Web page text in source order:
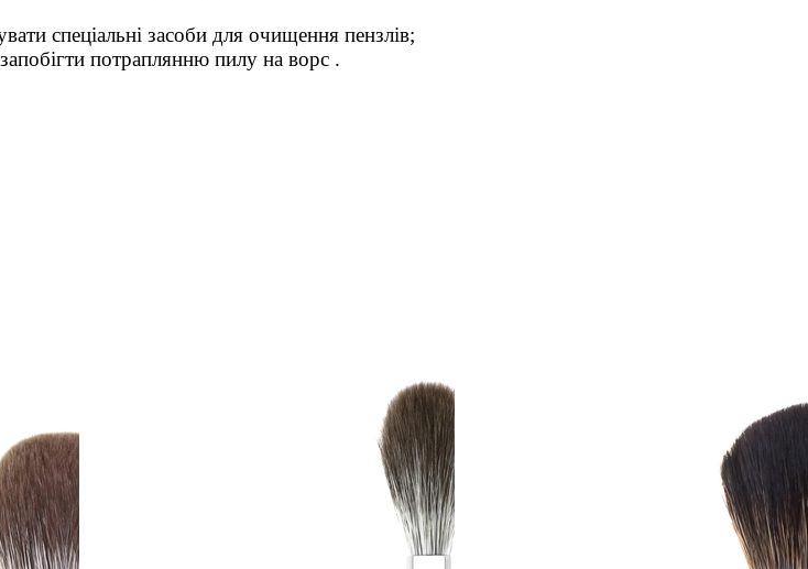
спеціальні засоби для очищення пензлів;
потраплянню пилу на ворс .